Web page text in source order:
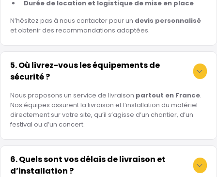
Durée de location et logistique de mise en place
N’hésitez pas à nous contacter pour un devis personnalisé
et obtenir des recommandations adaptées.
5. Où livrez-vous les équipements de
sécurité ?
Nous proposons un service de livraison partout en France.
Nos équipes assurent la livraison et l’installation du matériel
directement sur votre site, qu’il s’agisse d’un chantier, d’un
festival ou d’un concert.
6. Quels sont vos délais de livraison et
d’installation ?